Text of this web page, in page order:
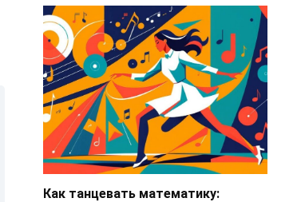
Как танцевать математику: